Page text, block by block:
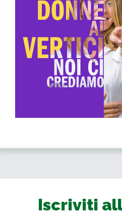
Iscriviti